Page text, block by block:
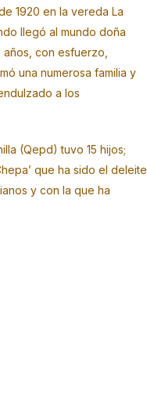
1920 en la vereda La
llegó al mundo doña
con esfuerzo,
una numerosa familia y
a los
(Qepd) tuvo 15 hijos;
que ha sido el deleite
y con la que ha